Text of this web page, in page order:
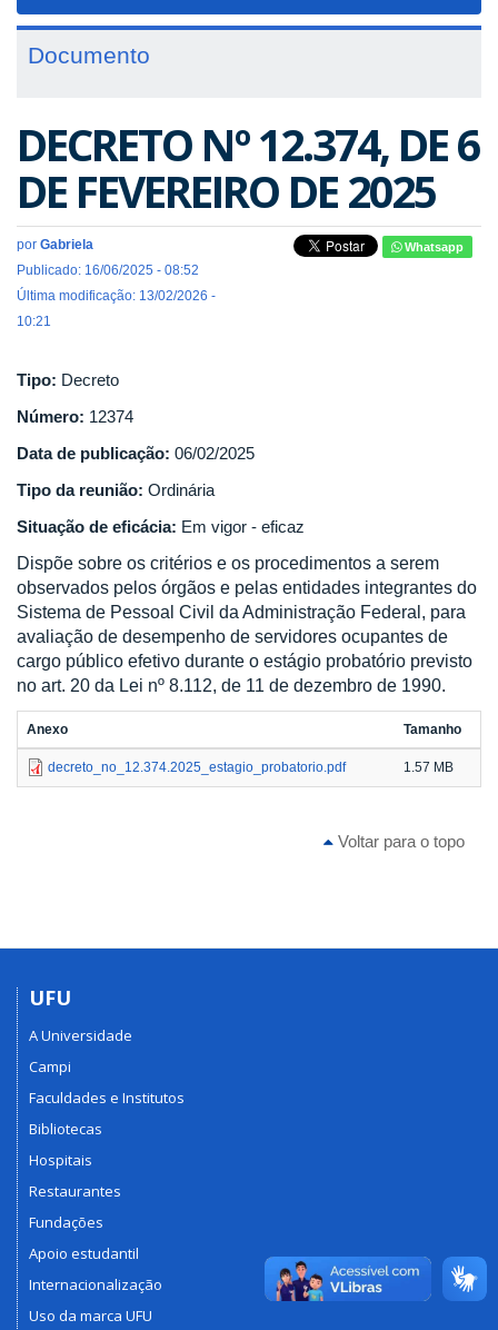
Documento
DECRETO Nº 12.374, DE 6
DE FEVEREIRO DE 2025
por Gabriela
Publicado: 16/06/2025 - 08:52
Última modificação: 13/02/2026 -
10:21
Whatsapp
Tipo: Decreto
Número: 12374
Data de publicação: 06/02/2025
Tipo da reunião: Ordinária
Situação de eficácia: Em vigor - eficaz
Dispõe sobre os critérios e os procedimentos a serem
observados pelos órgãos e pelas entidades integrantes do
Sistema de Pessoal Civil da Administração Federal, para
avaliação de desempenho de servidores ocupantes de
cargo público efetivo durante o estágio probatório previsto
no art. 20 da Lei nº 8.112, de 11 de dezembro de 1990.
Anexo Tamanho
decreto_no_12.374.2025_estagio_probatorio.pdf 1.57 MB
Voltar para o topo
UFU
A Universidade
Campi
Faculdades e Institutos
Bibliotecas
Hospitais
Restaurantes
Fundações
Apoio estudantil
Internacionalização
Uso da marca UFU